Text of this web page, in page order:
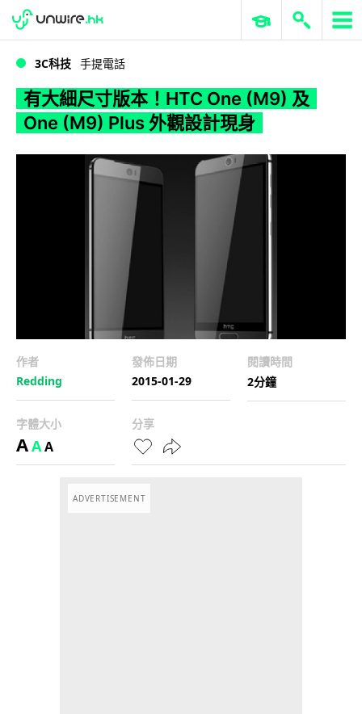
WWDC 2026 ERP 與商業 AI
3C科技 手提電話
有大細尺寸版本！HTC One (M9) 及
One (M9) Plus 外觀設計現身
作者
Redding
發佈日期
2015-01-29
閱讀時間
2分鐘
字體大小
AAA
分享
ADVERTISEMENT